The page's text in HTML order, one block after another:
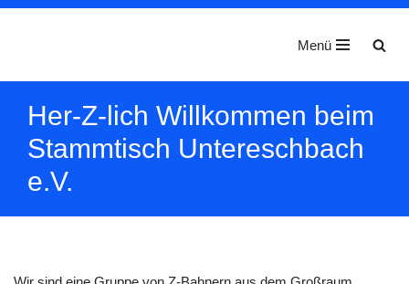
Menü
Her-Z-lich Willkommen beim
Stammtisch Untereschbach
e.V.